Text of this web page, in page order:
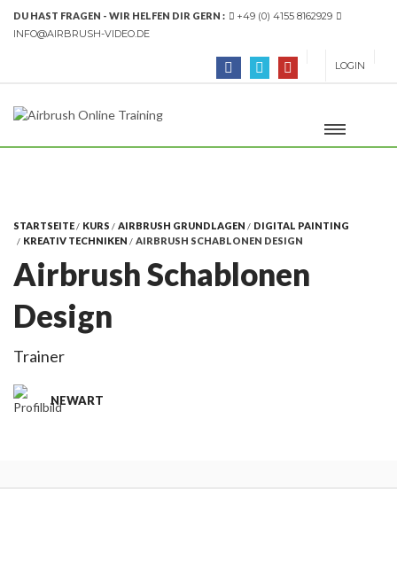
DU HAST FRAGEN - WIR HELFEN DIR GERN :
+49 (0) 4155 8162929
INFO@AIRBRUSH-VIDEO.DE
LOGIN
STARTSEITE KURS AIRBRUSH GRUNDLAGEN
DIGITAL PAINTING
KREATIV TECHNIKEN
AIRBRUSH SCHABLONEN DESIGN
Airbrush Schablonen
Design
Trainer
NEWART